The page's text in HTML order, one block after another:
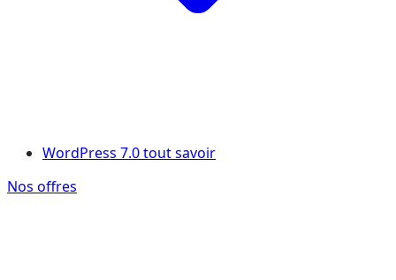
WordPress 7.0 tout savoir
Nos offres